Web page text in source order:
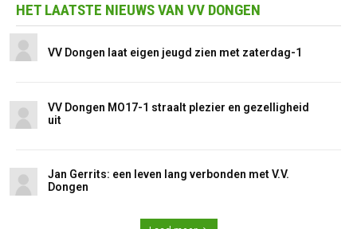
HET LAATSTE NIEUWS VAN VV DONGEN
VV Dongen laat eigen jeugd zien met zaterdag-1
VV Dongen MO17-1 straalt plezier en gezelligheid
uit
Jan Gerrits: een leven lang verbonden met V.V.
Dongen